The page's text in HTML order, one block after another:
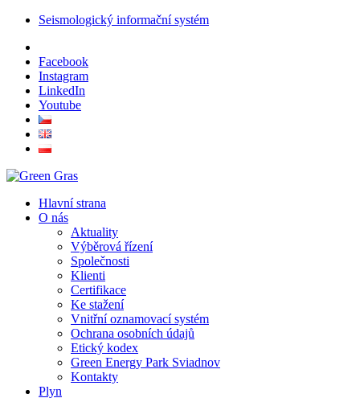
Seismologický informační systém
Facebook
Instagram
LinkedIn
Youtube
Hlavní strana
O nás
Aktuality
Výběrová řízení
Společnosti
Klienti
Certifikace
Ke stažení
Vnitřní oznamovací systém
Ochrana osobních údajů
Etický kodex
Green Energy Park Sviadnov
Kontakty
Plyn